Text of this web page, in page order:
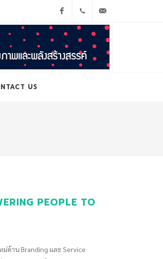
Facebook
065-
3916594
US
PEOPLE TO
ด้าน Branding และ Service